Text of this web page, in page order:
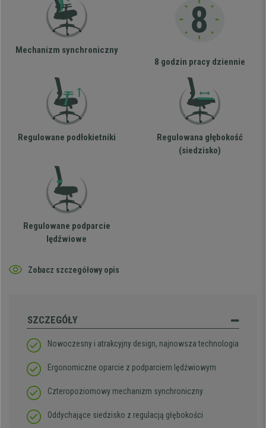
Mechanizm synchroniczny
8 godzin pracy dziennie
Regulowane podłokietniki
Regulowana głębokość
(siedzisko)
Regulowane podparcie
lędźwiowe
Zobacz szczegółowy opis
SZCZEGÓŁY
Nowoczesny i atrakcyjny design, najnowsza technologia
Ergonomiczne oparcie z podparciem lędźwiowym
Czteropoziomowy mechanizm synchroniczny
Oddychające siedzisko z regulacją głębokości